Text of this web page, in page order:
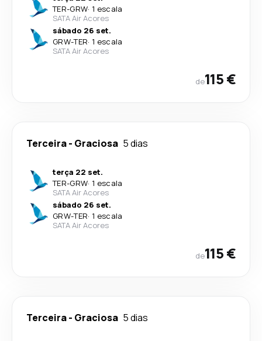
TER-GRW· 1 escala
SATA Air Acores
sábado 26 set.
GRW-TER· 1 escala
SATA Air Acores
de115 €
Terceira- Graciosa 5 dias
terça 22 set.
TER-GRW· 1 escala
SATA Air Acores
sábado 26 set.
GRW-TER· 1 escala
SATA Air Acores
de115 €
Terceira- Graciosa 5 dias